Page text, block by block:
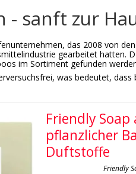
- sanft zur
das 2008 von
gearbeitet hatten.
im Sortiment gefunden
was bedeutet,
Friendly Soap
pflanzlicher
Duftstoffe
Friendly